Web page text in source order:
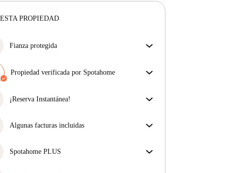
PROPIEDAD
Fianza protegida
no te devuelve la fianza, nosotros te la
reembolsamos.
Propiedad verificada por Spotahome
obtienes exactamente lo que ves en el anuncio.
¡Reserva Instantánea!
aceptada de inmediato si reúnes las
condiciones de la
Algunas facturas incluidas
la descripción del anuncio para ver qué suministros
Spotahome PLUS